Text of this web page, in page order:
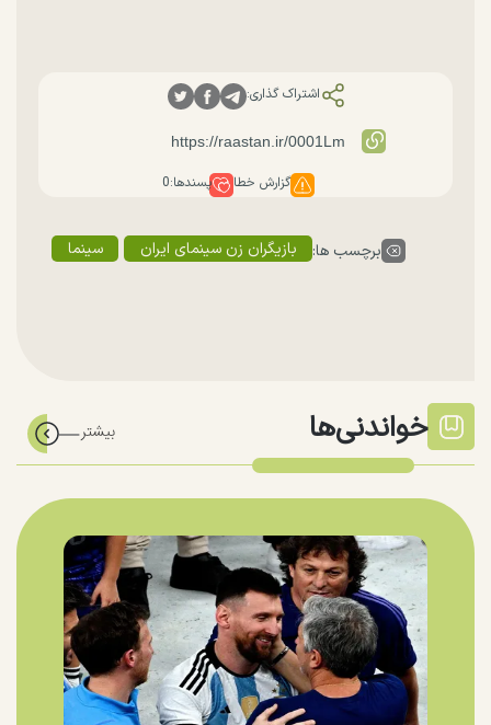
اشتراک گذاری:
گزارش خطا پسندها:0
برچسب ها: بازیگران زن سینمای ایران سینما
خواندنی‌ها